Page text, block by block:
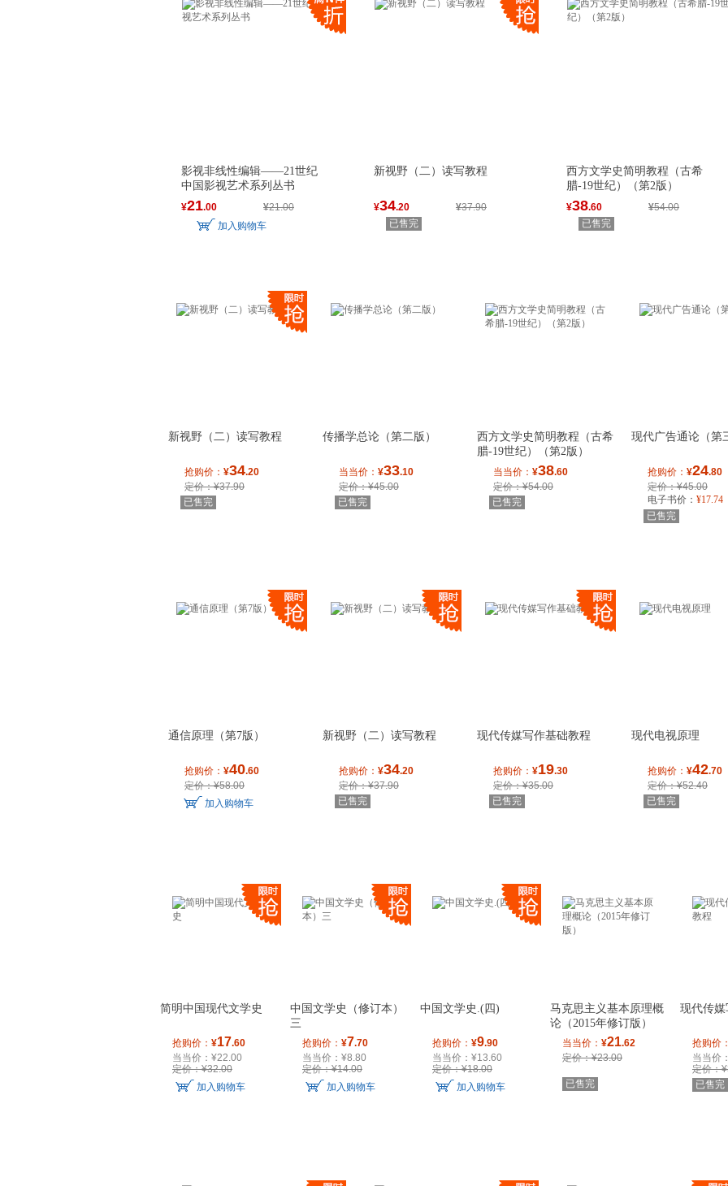
影视非线性编辑——21世纪
中国影视艺术系列丛书
¥21.00 ¥21.00
加入购物车
新视野（二）读写教程
¥34.20 ¥37.90
已售完
西方文学史简明教程（古希
腊-19世纪）（第2版）
¥38.60 ¥54.00
已售完
新视野（二）读写教程
抢购价： ¥34.20
定价：¥37.90
已售完
传播学总论（第二版）
当当价： ¥33.10
定价：¥45.00
已售完
西方文学史简明教程（古希
腊-19世纪）（第2版）
当当价： ¥38.60
定价：¥54.00
已售完
现代广告通论（第
抢购价： ¥24.80
定价：¥45.00
电子书价： ¥17.74
已售完
通信原理（第7版）
抢购价： ¥40.60
定价：¥58.00
加入购物车
新视野（二）读写教程
抢购价： ¥34.20
定价：¥37.90
已售完
现代传媒写作基础教程
抢购价： ¥19.30
定价：¥35.00
已售完
现代电视原理
抢购价： ¥42.70
定价：¥52.40
已售完
简明中国现代文学史
抢购价： ¥17.60
当当价：¥22.00
定价：¥32.00
加入购物车
中国文学史（修订本）
三
抢购价： ¥7.70
当当价：¥8.80
定价：¥14.00
加入购物车
中国文学史.(四)
抢购价： ¥9.90
当当价：¥13.60
定价：¥18.00
加入购物车
马克思主义基本原理概
论（2015年修订版）
当当价： ¥21.62
定价：¥23.00
已售完
现代传
抢购价
当当价
定价：
已售完